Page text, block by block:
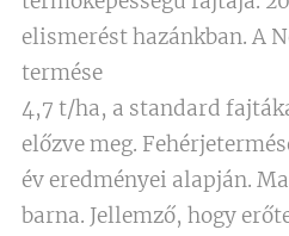
elismerést hazánkban. A
termése
4,7 t/ha, a standard
előzve meg.
év eredményei alapján.
barna. Jellemző, hogy